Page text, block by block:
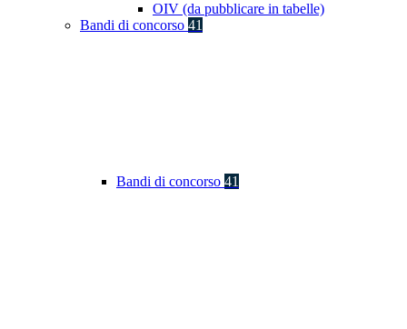
OIV (da pubblicare in tabelle)
Bandi di concorso 41
Bandi di concorso 41